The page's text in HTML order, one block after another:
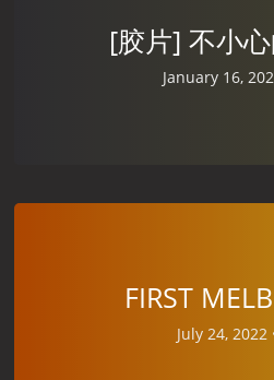
[胶片] 不小
January 16,
FIRST
July 24, 2022